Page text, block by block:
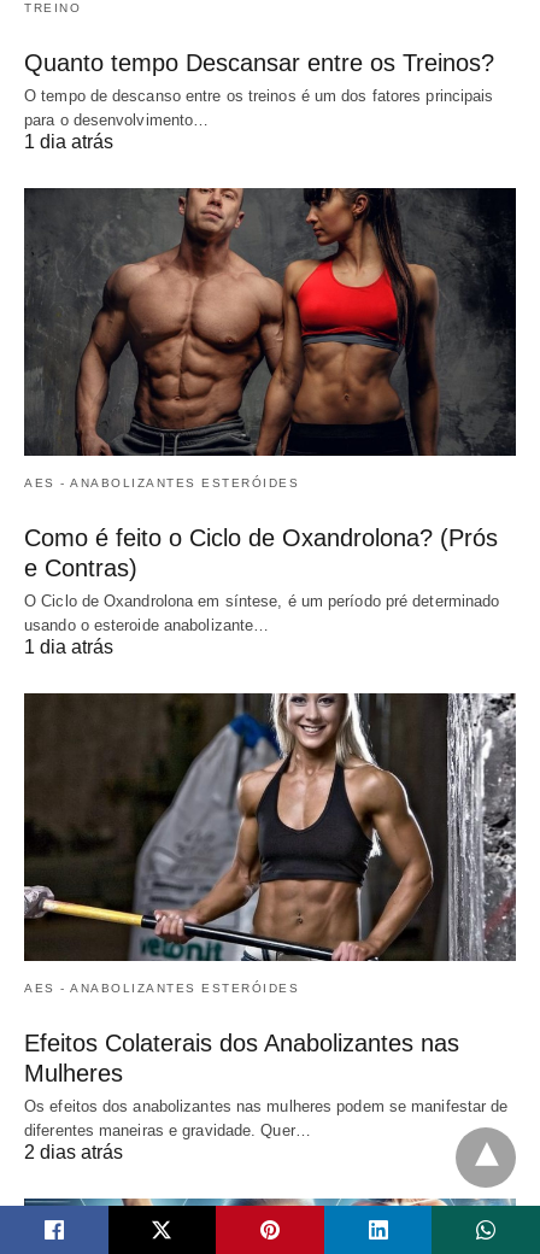
TREINO
Quanto tempo Descansar entre os Treinos?
O tempo de descanso entre os treinos é um dos fatores principais
para o desenvolvimento…
1 dia atrás
AES - ANABOLIZANTES ESTERÓIDES
Como é feito o Ciclo de Oxandrolona? (Prós
e Contras)
O Ciclo de Oxandrolona em síntese, é um período pré determinado
usando o esteroide anabolizante…
1 dia atrás
AES - ANABOLIZANTES ESTERÓIDES
Efeitos Colaterais dos Anabolizantes nas
Mulheres
Os efeitos dos anabolizantes nas mulheres podem se manifestar de
diferentes maneiras e gravidade. Quer…
2 dias atrás